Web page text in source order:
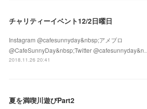
チャリティーイベント12/2日曜日
Instagram @cafesunnyday&nbsp;アメブロ
@CafeSunnyDay&nbsp;Twitter @cafesunnyday&n…
2018.11.26 20:41
夏を満喫川遊びPart2